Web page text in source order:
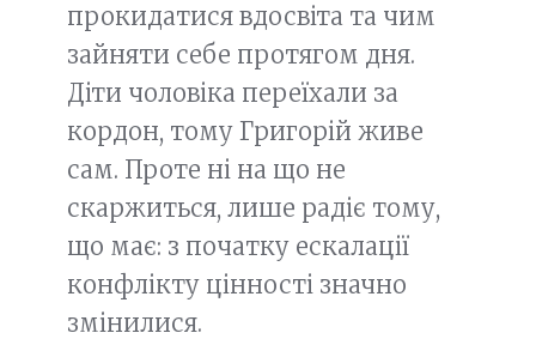
прокидатися вдосвіта та чим
зайняти себе протягом дня.
Діти чоловіка переїхали за
кордон, тому Григорій живе
сам. Проте ні на що не
скаржиться, лише радіє тому,
що має: з початку ескалації
конфлікту цінності значно
змінилися.